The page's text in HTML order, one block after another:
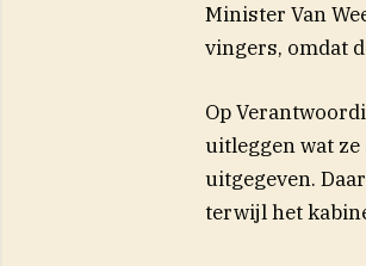
Minister Van
vingers, omdat
Op
uitleggen wat ze
uitgegeven.
terwijl het